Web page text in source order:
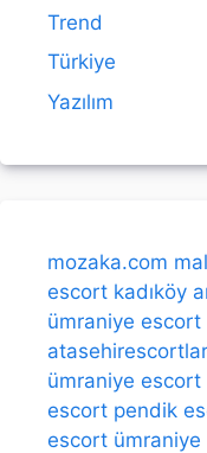
Trend
Türkiye
Yazılım
mozaka.com
escort kadıköy
ümraniye escort
ümraniye escort
escort pendik
escort